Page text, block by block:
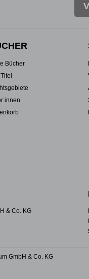
Bücher
& Co. KG
GmbH & Co. KG